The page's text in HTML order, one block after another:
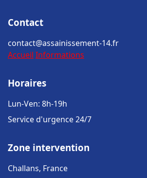
Contact
contact@assainissement-14.fr
Accueil Informations
Horaires
Lun-Ven: 8h-19h
Service d'urgence 24/7
Zone intervention
Challans, France